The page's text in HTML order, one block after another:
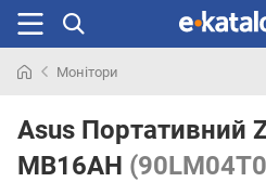
раніше
Монітори
Asus Портативний
MB16AH